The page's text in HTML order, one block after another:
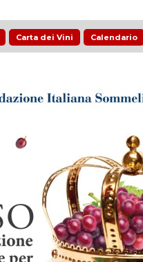
Carta dei Vini Calendario